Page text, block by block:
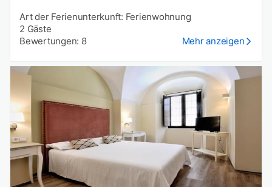
Art der Ferienunterkunft: Ferienwohnung
2 Gäste
Bewertungen: 8
Mehr anzeigen